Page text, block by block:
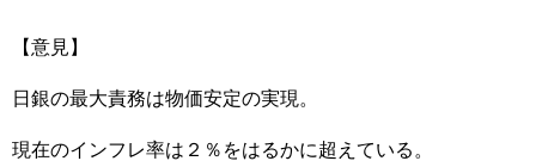
【意見】
日銀の最大責務は物価安定の実現。
現在のインフレ率は２％をはるかに超えている。